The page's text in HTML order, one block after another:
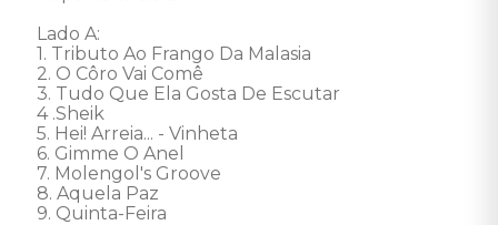
Lado A:
1. Tributo Ao Frango Da Malasia
2. O Côro Vai Comê
3. Tudo Que Ela Gosta De Escutar
4 .Sheik
5. Hei! Arreia... - Vinheta
6. Gimme O Anel
7. Molengol's Groove
8. Aquela Paz
9. Quinta-Feira